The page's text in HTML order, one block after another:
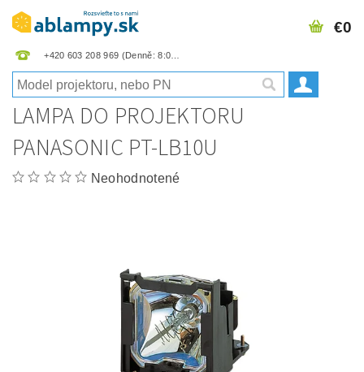
+420 603 208 969
€0
LAMPA DO PROJEKTORU
PANASONIC PT-LB10U
Neohodnotené